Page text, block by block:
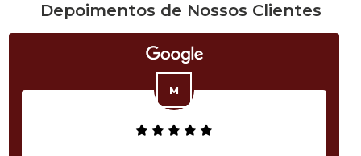
Depoimentos de Nossos Clientes